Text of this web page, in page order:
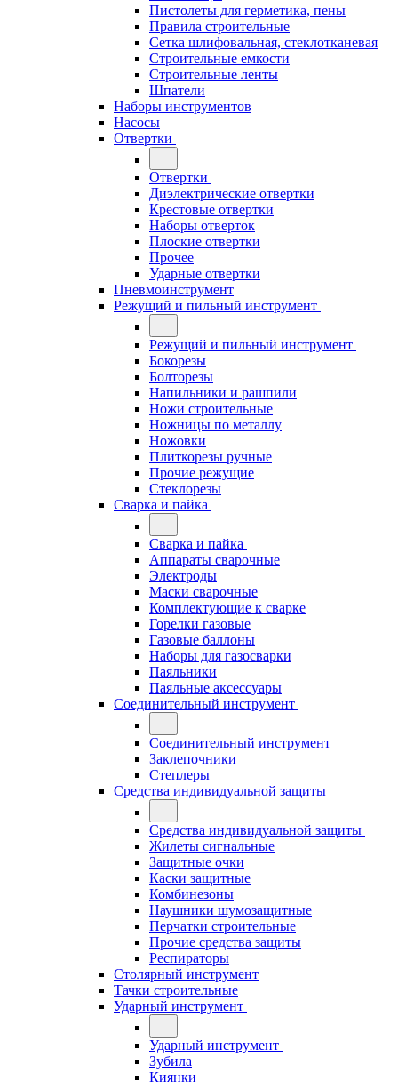
Пистолеты для герметика, пены
Правила строительные
Сетка шлифовальная, стеклотканевая
Строительные емкости
Строительные ленты
Шпатели
Наборы инструментов
Насосы
Отвертки
Отвертки
Диэлектрические отвертки
Крестовые отвертки
Наборы отверток
Плоские отвертки
Прочее
Ударные отвертки
Пневмоинструмент
Режущий и пильный инструмент
Режущий и пильный инструмент
Бокорезы
Болторезы
Напильники и рашпили
Ножи строительные
Ножницы по металлу
Ножовки
Плиткорезы ручные
Прочие режущие
Стеклорезы
Сварка и пайка
Сварка и пайка
Аппараты сварочные
Электроды
Маски сварочные
Комплектующие к сварке
Горелки газовые
Газовые баллоны
Наборы для газосварки
Паяльники
Паяльные аксессуары
Соединительный инструмент
Соединительный инструмент
Заклепочники
Степлеры
Средства индивидуальной защиты
Средства индивидуальной защиты
Жилеты сигнальные
Защитные очки
Каски защитные
Комбинезоны
Наушники шумозащитные
Перчатки строительные
Прочие средства защиты
Респираторы
Столярный инструмент
Тачки строительные
Ударный инструмент
Ударный инструмент
Зубила
Киянки